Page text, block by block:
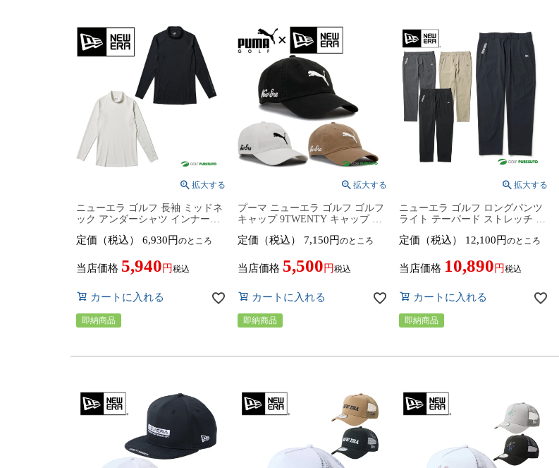
ニューエラ ゴルフ 長袖 ミッドネ
ック アンダーシャツ インナーウ
14859965 トップス 2026年春夏モ
春夏ウェア ゴルフウェア メンズ
レディース
定価（税込） 6,930 のところ
当店価格 5,940 税込
カートに入れる
即納商品
プーマ ニューエラ ゴルフ ゴルフ
キャップ 9TWENTY キャップ コ
子 ヘッドウェア ゴルフウェア
NEW ERA 春夏ウェア 秋冬ウェア
コラボ
定価（税込） 7,150 のところ
当店価格 5,500 税込
カートに入れる
即納商品
ニューエラ ゴルフ ロングパンツ
ライト テーパード ストレッチ パ
14859962／14859963 ボトムス ズ
NEWERA GOLF 春夏ウェア ゴル
フウェア メンズ レディース
定価（税込） 12,100 のところ
当店価格 10,890 税込
カートに入れる
即納商品